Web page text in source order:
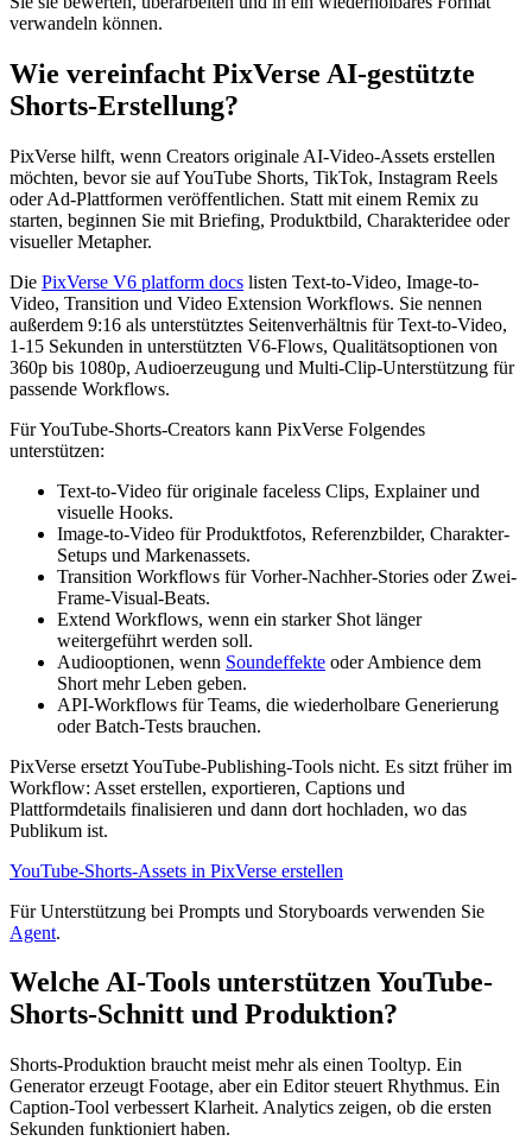
verwandeln können.
Wie vereinfacht PixVerse AI-gestützte
Shorts-Erstellung?
PixVerse hilft, wenn Creators originale AI-Video-Assets erstellen
möchten, bevor sie auf YouTube Shorts, TikTok, Instagram Reels
oder Ad-Plattformen veröffentlichen. Statt mit einem Remix zu
starten, beginnen Sie mit Briefing, Produktbild, Charakteridee oder
visueller Metapher.
Die PixVerse V6 platform docs listen Text-to-Video, Image-to-
Video, Transition und Video Extension Workflows. Sie nennen
außerdem 9:16 als unterstütztes Seitenverhältnis für Text-to-Video,
1-15 Sekunden in unterstützten V6-Flows, Qualitätsoptionen von
360p bis 1080p, Audioerzeugung und Multi-Clip-Unterstützung für
passende Workflows.
Für YouTube-Shorts-Creators kann PixVerse Folgendes
unterstützen:
Text-to-Video für originale faceless Clips, Explainer und
visuelle Hooks.
Image-to-Video für Produktfotos, Referenzbilder, Charakter-
Setups und Markenassets.
Transition Workflows für Vorher-Nachher-Stories oder Zwei-
Frame-Visual-Beats.
Extend Workflows, wenn ein starker Shot länger
weitergeführt werden soll.
Audiooptionen, wenn Soundeffekte oder Ambience dem
Short mehr Leben geben.
API-Workflows für Teams, die wiederholbare Generierung
oder Batch-Tests brauchen.
PixVerse ersetzt YouTube-Publishing-Tools nicht. Es sitzt früher im
Workflow: Asset erstellen, exportieren, Captions und
Plattformdetails finalisieren und dann dort hochladen, wo das
Publikum ist.
YouTube-Shorts-Assets in PixVerse erstellen
Für Unterstützung bei Prompts und Storyboards verwenden Sie
Agent.
Welche AI-Tools unterstützen YouTube-
Shorts-Schnitt und Produktion?
Shorts-Produktion braucht meist mehr als einen Tooltyp. Ein
Generator erzeugt Footage, aber ein Editor steuert Rhythmus. Ein
Caption-Tool verbessert Klarheit. Analytics zeigen, ob die ersten
Sekunden funktioniert haben.